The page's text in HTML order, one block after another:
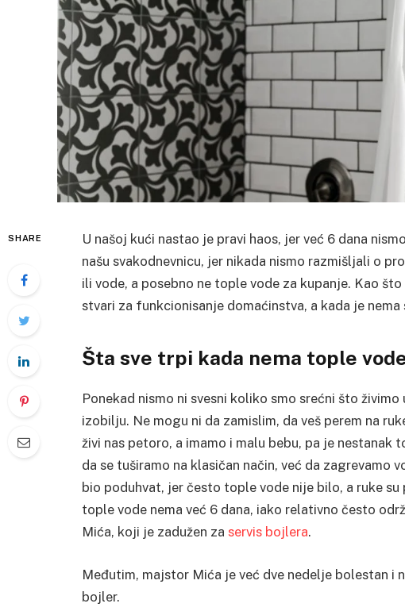
SHARE
U našoj kući nastao je pravi haos, jer već 6 dana
našu svakodnevnicu, jer nikada nismo razmišljali o
ili vode, a posebno ne tople vode za kupanje. Kao
stvari za funkcionisanje domaćinstva, a kada je
Šta sve trpi kada nema tople
Ponekad nismo ni svesni koliko smo srećni što
izobilju. Ne mogu ni da zamislim, da veš perem na
živi nas petoro, a imamo i malu bebu, pa je
da se tuširamo na klasičan način, već da zagrevamo
bio poduhvat, jer često tople vode nije bilo, a ruke
tople vode nema već 6 dana, iako relativno često
Mića, koji je zadužen za servis bojlera.
Međutim, majstor Mića je već dve nedelje bolestan i
bojler.